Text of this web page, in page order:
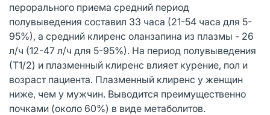
перорального приема средний период
полувыведения составил 33 часа (21-54 часа для 5-
95%), а средний клиренс оланзапина из плазмы - 26
л/ч (12-47 л/ч для 5-95%). На период полувыведения
(Т1/2) и плазменный клиренс влияет курение, пол и
возраст пациента. Плазменный клиренс у женщин
ниже, чем у мужчин. Выводится преимущественно
почками (около 60%) в виде метаболитов.